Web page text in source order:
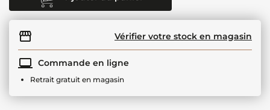
Vérifier votre stock en magasin
Commande en ligne
Retrait gratuit en magasin